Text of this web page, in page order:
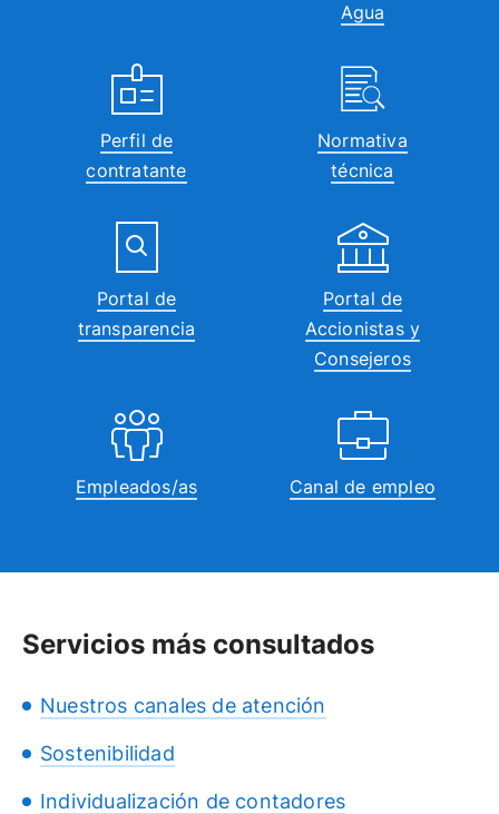
Agua
Perfil de
contratante
Normativa
técnica
Portal de
transparencia
Portal de
Accionistas y
Consejeros
Empleados/as Canal de empleo
Servicios más consultados
Nuestros canales de atención
Sostenibilidad
Individualización de contadores